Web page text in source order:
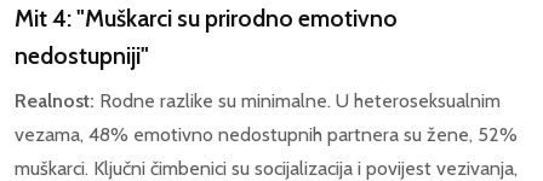
Mit 4: "Muškarci su prirodno emotivno
nedostupniji"
Realnost: Rodne razlike su minimalne. U heteroseksualnim
vezama, 48% emotivno nedostupnih partnera su žene, 52%
muškarci. Ključni čimbenici su socijalizacija i povijest vezivanja,